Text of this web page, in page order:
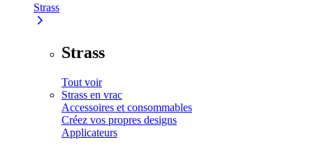
Strass
Strass
Tout voir
Strass en vrac
Accessoires et consommables
Créez vos propres designs
Applicateurs